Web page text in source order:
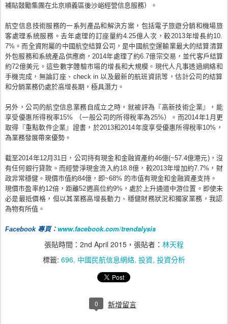
補貼鼓勵集團在北京順義區後沙峪經營信息服務）。
航空信息技術服務的一系列產品和解決方案， 包括電子旅遊分銷和機場旅
客處理系統服務。去年處理的訂座量約4.25億人次，較2013年增長約10.
7%。而全資附屬的中國航空結算公司，是中國航空運輸業最大的結算清算
外包服務和系統產品供應商，2014年處理了約6.7億宗交易，並代客戶結算
約72億美元。這些數字體驗市場的增長和大規模 。 現代人凡事透過網絡和
手機完成 ，無論訂座、check in 以及最新的航班資訊等，估計公司的結算
和分銷業務仍處於高增長期，極具潛力。
另外，公司的航空信息業務自成立之時，就被評為『高新技術企業』
，能
享受優惠所得稅率15% （一般公司的所得稅率為25%）。而2014年1月更
取得『重點軟件企業』證書，於2013和2014年度享受優惠所得稅率10%，
為業務發展帶來優勢。
截至2014年12月31日，公司持有現金和金融資產約46億(~57.4億港元)，沒
有任何銀行貸款。 而經營淨現金流入約18.8億，較2013年增加約7.7%， 財
政非常穩健 。現價市值約84億，即~68% 的市值有現金和金融資產支持。
現價市盈率約12倍，距離52週高位約9%， 處於上升通道中游位置。即使未
必是最抵價格， 但以其業務高增長動力、穩健財務狀況和獨家業務， 我認
為物有所值。
Facebook 專頁： www.facebook.com/trendalysis
張貼時間： 2nd April 2015 ，張貼者： 林天程
標籤: 696 中國民航信息網絡 投資 投資分析
0 新增留言